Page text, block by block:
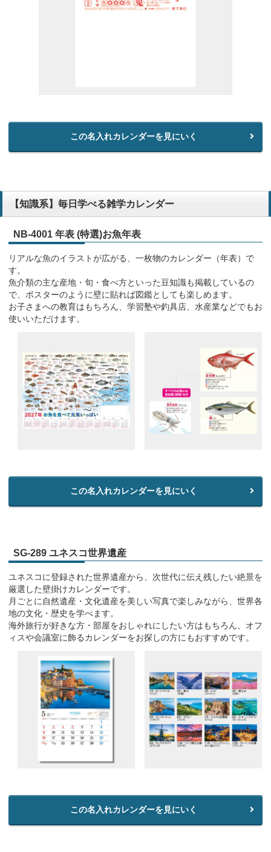
この名入れカレンダーを見にいく
【知識系】毎日学べる雑学カレンダー
NB-4001 年表 (特選)お魚年表
リアルな魚のイラストが広がる、一枚物のカレンダー（年表）で
す。
魚介類の主な産地・旬・食べ方といった豆知識も掲載しているの
で、ポスターのように壁に貼れば図鑑としても楽しめます。
お子さまへの教育はもちろん、学習塾や釣具店、水産業などでもお
使いいただけます。
この名入れカレンダーを見にいく
SG-289 ユネスコ世界遺産
ユネスコに登録された世界遺産から、次世代に伝え残したい絶景を
厳選した壁掛けカレンダーです。
月ごとに自然遺産・文化遺産を美しい写真で楽しみながら、世界各
地の文化・歴史を学べます。
海外旅行が好きな方・部屋をおしゃれにしたい方はもちろん、オフ
ィスや会議室に飾るカレンダーをお探しの方にもおすすめです。
この名入れカレンダーを見にいく